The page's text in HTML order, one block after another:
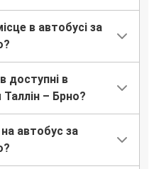
в автобусі за
доступні в
– Брно?
автобус за